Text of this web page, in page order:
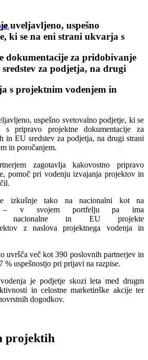
uveljavljeno, uspešno
ki se na eni strani ukvarja s
dokumentacije za pridobivanje
za podjetja, na drugi
s projektnim vodenjem in
uspešno svetovalno podjetje, ki se
pripravo projektne dokumentacije za
in EU sredstev za podjetja, na drugi strani
in poročanjem.
zagotavlja kakovostno pripravo
pomoč pri vodenju izvajanja projektov in
izkušnje tako na nacionalni kot na
– v svojem portfelju pa ima
nacionalne in EU projekte
z naslova projektnega vodenja in
uvršča več kot 390 poslovnih partnerjev in
% uspešnostjo pri prijavi na razpise.
je podjetje skozi leta med drugm
in celostne marketinške akcije ter
dogodkov.
projektih